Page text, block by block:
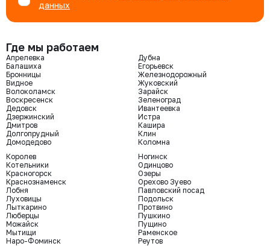
данных
Где мы работаем
Апрелевка
Балашиха
Бронницы
Видное
Волоколамск
Воскресенск
Дедовск
Дзержинский
Дмитров
Долгопрудный
Домодедово
Дубна
Егорьевск
Железнодорожный
Жуковский
Зарайск
Зеленоград
Ивантеевка
Истра
Кашира
Клин
Коломна
Королев
Котельники
Красногорск
Краснознаменск
Лобня
Луховицы
Лыткарино
Люберцы
Можайск
Мытищи
Наро-Фоминск
Ногинск
Одинцово
Озеры
Орехово Зуево
Павловский посад
Подольск
Протвино
Пушкино
Пущино
Раменское
Реутов